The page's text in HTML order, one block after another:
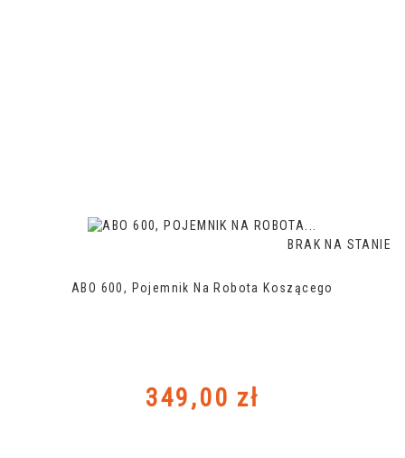
BRAK NA STANIE
ABO 600, Pojemnik Na Robota Koszącego
Cena
349,00 zł